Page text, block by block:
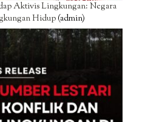
Aktivis Lingkungan: Negara
Hidup(admin)